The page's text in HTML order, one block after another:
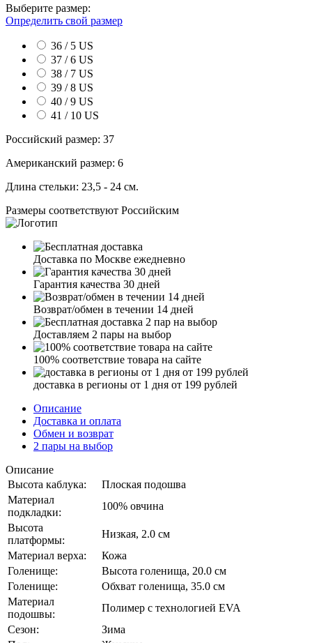
Выберите размер:
Определить свой размер
36 / 5 US
37 / 6 US
38 / 7 US
39 / 8 US
40 / 9 US
41 / 10 US
Российский размер: 37
Американский размер: 6
Длина стельки: 23,5 - 24 см.
Размеры соответствуют Российским
Доставка по Москве ежедневно
Гарантия качества 30 дней
Возврат/обмен в течении 14 дней
Доставляем 2 пары на выбор
100% соответствие товара на сайте
доставка в регионы от 1 дня от 199 рублей
Описание
Доставка и оплата
Обмен и возврат
2 пары на выбор
Описание
Высота каблука:
Плоская подошва
Материал
подкладки:
100% овчина
Высота
платформы:
Низкая, 2.0 см
Материал верха:
Кожа
Голенище:
Высота голенища, 20.0 см
Голенище:
Обхват голенища, 35.0 см
Материал
подошвы:
Полимер с технологией EVA
Сезон:
Зима